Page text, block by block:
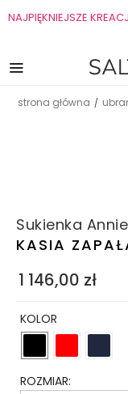
NAJPIĘKNIEJSZE
strona główna /
Sukienka
KASIA
1 146,00 zł
KOLOR
ROZMIAR: